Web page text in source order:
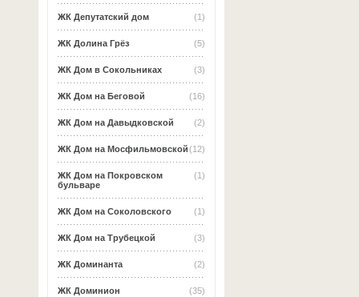
(1)
ЖК Депутатский дом
(5)
ЖК Долина Грёз
(3)
ЖК Дом в Сокольниках
(16)
ЖК Дом на Беговой
(2)
ЖК Дом на Давыдковской
(12)
ЖК Дом на Мосфильмовской
(1)
ЖК Дом на Покровском
бульваре
(1)
ЖК Дом на Соколовского
(3)
ЖК Дом на Трубецкой
(2)
ЖК Доминанта
(35)
ЖК Доминион